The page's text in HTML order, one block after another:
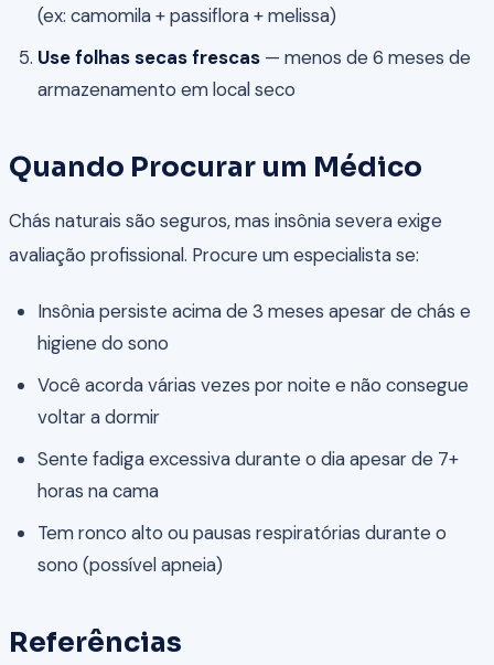
(ex: camomila + passiflora + melissa)
Use folhas secas frescas— menos de 6 meses de
armazenamento em local seco
Quando Procurar um Médico
Chás naturais são seguros, mas insônia severa exige
avaliação profissional. Procure um especialista se:
Insônia persiste acima de 3 meses apesar de chás e
higiene do sono
Você acorda várias vezes por noite e não consegue
voltar a dormir
Sente fadiga excessiva durante o dia apesar de 7+
horas na cama
Tem ronco alto ou pausas respiratórias durante o
sono (possível apneia)
Referências